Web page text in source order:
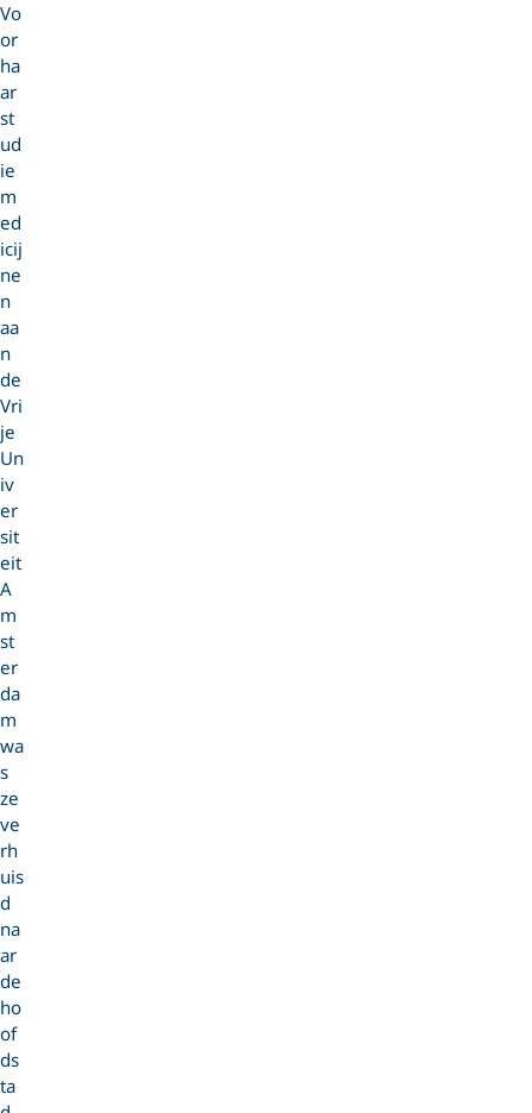
Vo
or
ha
ar
st
ud
ie
m
ed
icij
ne
n
aa
n
de
Vri
je
Un
iv
er
sit
eit
A
m
st
er
da
m
wa
s
ze
ve
rh
uis
d
na
ar
de
ho
of
ds
ta